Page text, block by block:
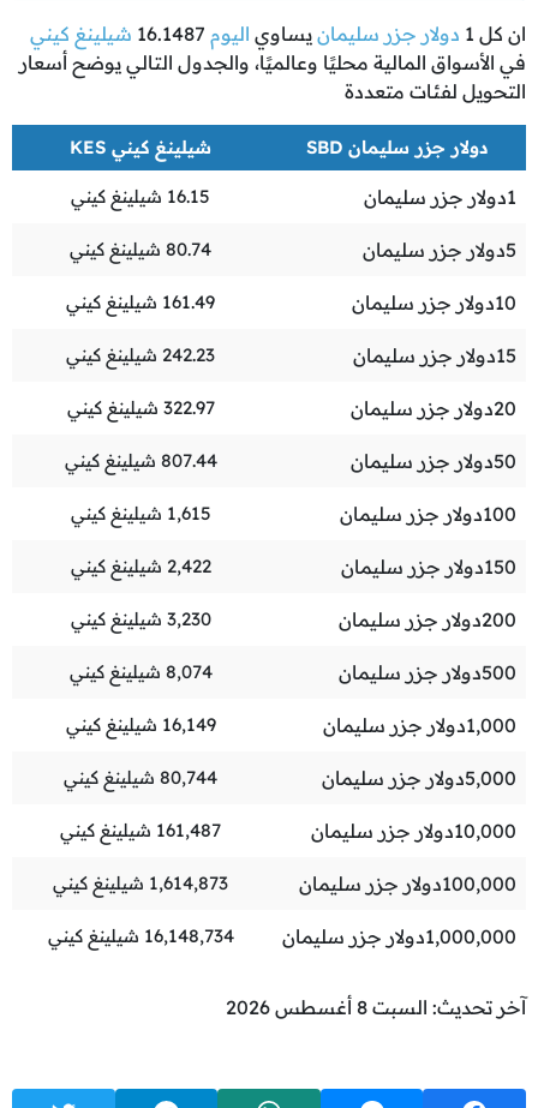
ان كل 1 دولار جزر سليمان يساوي اليوم 16.1487 شيلينغ كيني
في الأسواق المالية محليًا وعالميًا، والجدول التالي يوضح أسعار
التحويل لفئات متعددة
دولار جزر سليمان SBD شيلينغ كيني KES
1دولار جزر سليمان 16.15 شيلينغ كيني
5دولار جزر سليمان 80.74 شيلينغ كيني
10دولار جزر سليمان 161.49 شيلينغ كيني
15دولار جزر سليمان 242.23 شيلينغ كيني
20دولار جزر سليمان 322.97 شيلينغ كيني
50دولار جزر سليمان 807.44 شيلينغ كيني
100دولار جزر سليمان 1,615 شيلينغ كيني
150دولار جزر سليمان 2,422 شيلينغ كيني
200دولار جزر سليمان 3,230 شيلينغ كيني
500دولار جزر سليمان 8,074 شيلينغ كيني
1,000دولار جزر سليمان 16,149 شيلينغ كيني
5,000دولار جزر سليمان 80,744 شيلينغ كيني
10,000دولار جزر سليمان 161,487 شيلينغ كيني
100,000دولار جزر سليمان 1,614,873 شيلينغ كيني
1,000,000دولار جزر سليمان 16,148,734 شيلينغ كيني
آخر تحديث: السبت 8 أغسطس 2026